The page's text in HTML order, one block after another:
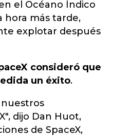
el Océano Índico
hora más tarde,
explotar después
consideró que
un éxito.
dijo Dan Huot,
de SpaceX,